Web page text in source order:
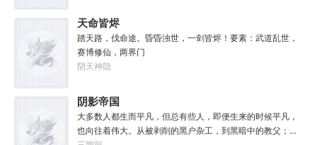
天命皆烬
踏天路，伐命途。昏昏浊世，一剑皆烬！要素：武道乱世，
赛博修仙，两界门
阴天神隐
阴影帝国
大多数人都生而平凡，但总有些人，即便生来的时候平凡，
也向往着伟大。从被剥削的黑户杂工，到黑暗中的教父；从